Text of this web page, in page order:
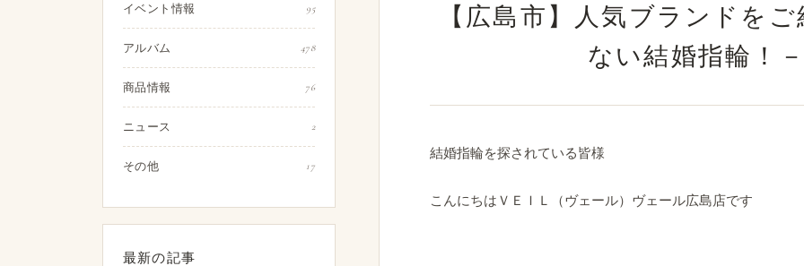
イベント情報 95
アルバム 478
商品情報 76
ニュース 2
その他 17
最新の記事
【広島市】人気ブランドを
ない結婚指輪！
結婚指輪を探されている皆様
こんにちはＶＥＩＬ（ヴェール）ヴェール広島店です